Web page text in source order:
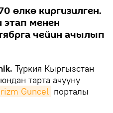
өлкө киргизилген.
менен
чейин ачылып
Түркия Кыргызстан
тарта ачууну
Guncel порталы